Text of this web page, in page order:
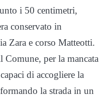
i 50 centimetri,
conservato in
Zara e corso Matteotti.
per la mancata
di accogliere la
la strada in un